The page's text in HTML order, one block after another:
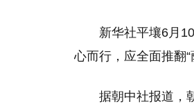
新华社平壤6月
心而行，应全面推翻“
据朝中社报道，